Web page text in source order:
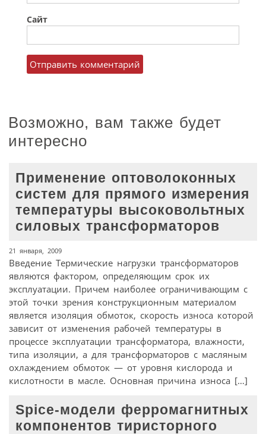
Сайт
Возможно, вам также будет
интересно
Применение оптоволоконных
систем для прямого измерения
температуры высоковольтных
силовых трансформаторов
21 января, 2009
Введение Термические нагрузки трансформаторов
являются фактором, определяющим срок их
эксплуатации. Причем наиболее ограничивающим с
этой точки зрения конструкционным материалом
является изоляция обмоток, скорость износа которой
зависит от изменения рабочей температуры в
процессе эксплуатации трансформатора, влажности,
типа изоляции, а для трансформаторов с масляным
охлаждением обмоток — от уровня кислорода и
кислотности в масле. Основная причина износа […]
Spice-модели ферромагнитных
компонентов тиристорного